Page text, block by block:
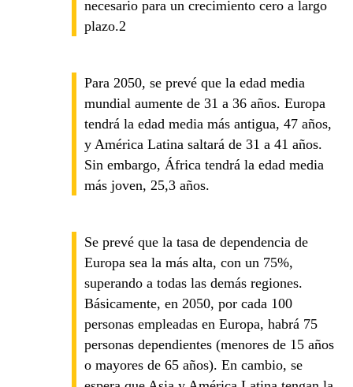
necesario para un crecimiento cero a largo
plazo.2
Para 2050, se prevé que la edad media
mundial aumente de 31 a 36 años. Europa
tendrá la edad media más antigua, 47 años,
y América Latina saltará de 31 a 41 años.
Sin embargo, África tendrá la edad media
más joven, 25,3 años.
Se prevé que la tasa de dependencia de
Europa sea la más alta, con un 75%,
superando a todas las demás regiones.
Básicamente, en 2050, por cada 100
personas empleadas en Europa, habrá 75
personas dependientes (menores de 15 años
o mayores de 65 años). En cambio, se